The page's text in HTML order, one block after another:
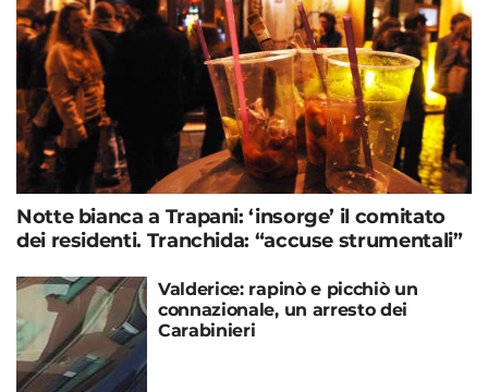
Notte bianca a Trapani: ‘insorge’ il comitato
dei residenti. Tranchida: “accuse strumentali”
Valderice: rapinò e picchiò un
connazionale, un arresto dei
Carabinieri